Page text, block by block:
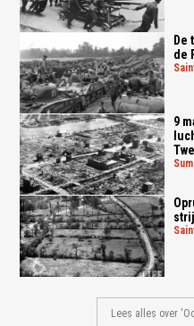
De
de
9
Lees alles over